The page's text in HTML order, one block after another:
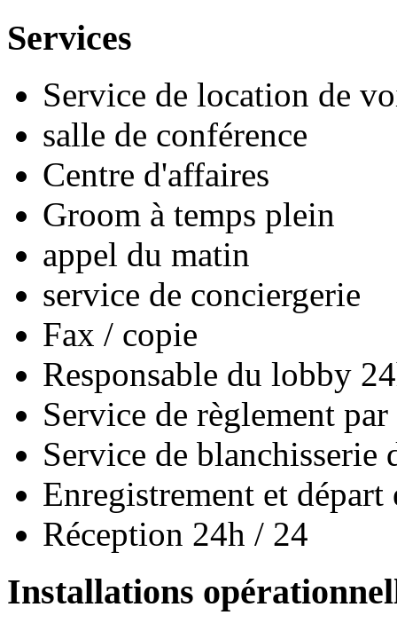
Services
Service de location de
salle de conférence
Centre d'affaires
Groom à temps plein
appel du matin
service de conciergerie
Fax / copie
Responsable du lobby
Service de règlement
Service de blanchisserie
Enregistrement et départ
Réception 24h / 24
Installations